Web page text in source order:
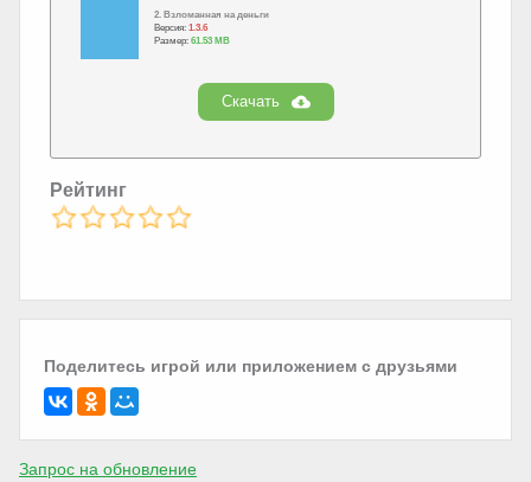
2. Взломанная на деньги
Версия: 1.3.6
Размер: 61.53 MB
Скачать
Рейтинг
Поделитесь игрой или приложением с друзьями
Запрос на обновление